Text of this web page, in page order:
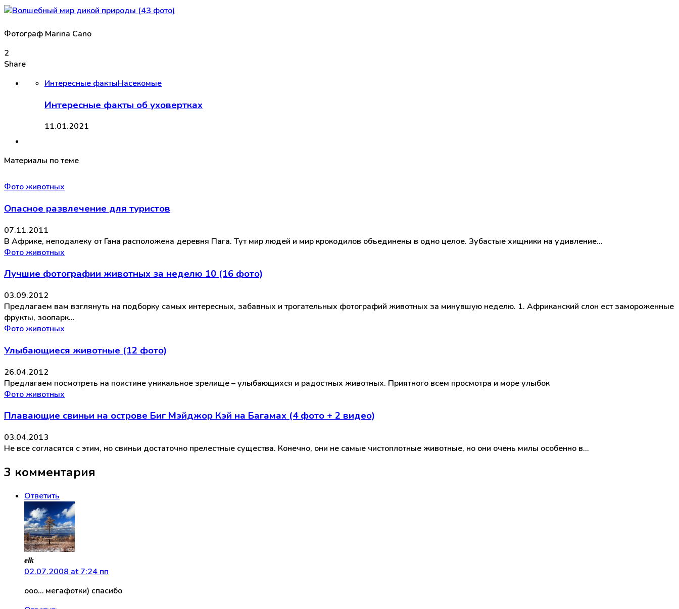
Фотограф Marina Cano
2
Share
Интересные фактыНасекомые
Интересные факты об уховертках
11.01.2021
Материалы по теме
Фото животных
Опасное развлечение для туристов
07.11.2011
В Африке, неподалеку от Гана расположена деревня Пага. Тут мир людей и мир крокодилов объединены в одно целое. Зубастые хищники на удивление…
Фото животных
Лучшие фотографии животных за неделю 10 (16 фото)
03.09.2012
Предлагаем вам взглянуть на подборку самых интересных, забавных и трогательных фотографий животных за минувшую неделю. 1. Африканский слон ест замороженные
фрукты, зоопарк…
Фото животных
Улыбающиеся животные (12 фото)
26.04.2012
Предлагаем посмотреть на поистине уникальное зрелище – улыбающихся и радостных животных. Приятного всем просмотра и море улыбок
Фото животных
Плавающие свиньи на острове Биг Мэйджор Кэй на Багамах (4 фото + 2 видео)
03.04.2013
Не все согласятся с этим, но свиньи достаточно прелестные существа. Конечно, они не самые чистоплотные животные, но они очень милы особенно в…
3 комментария
Ответить
elk
02.07.2008 at 7:24 пп
ооо… мегафотки) спасибо